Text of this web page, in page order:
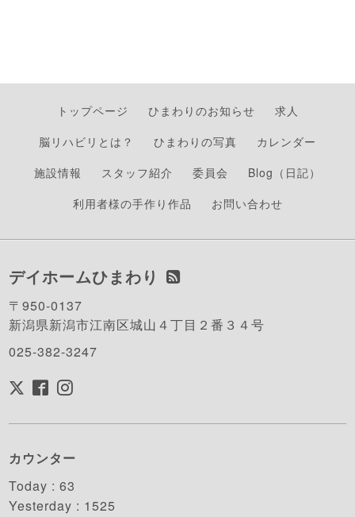
トップページ ひまわりのお知らせ
求人
脳リハビリとは？
ひまわりの写真
カレンダー
施設情報
スタッフ紹介 委員会
Blog（日記）
利用者様の手作り作品
お問い合わせ
デイホームひまわり
〒950-0137
新潟県新潟市江南区城山４丁目２番３４号
025-382-3247
カウンター
Today :63
Yesterday : 1525